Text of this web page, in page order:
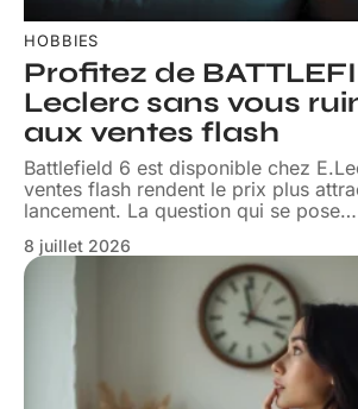
HOBBIES
Profitez de
Leclerc sans vous
aux ventes flash
Battlefield 6 est disponible chez
ventes flash rendent le prix plus
lancement. La question qui se pose…
8 juillet 2026